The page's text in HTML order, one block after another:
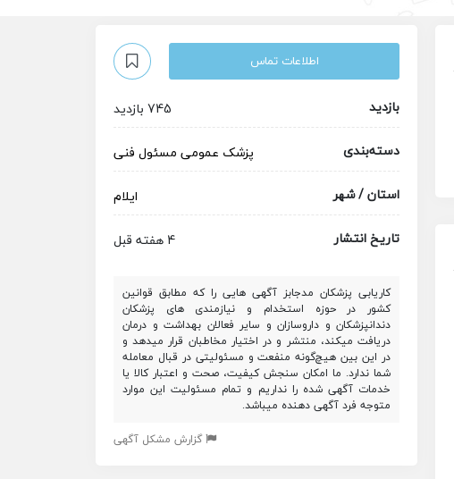
اطلاعات تماس
بازدید
745 بازدید
دسته‌بندی
پزشک عمومی مسئول فنی
استان / شهر
ایلام
تاریخ انتشار
4 هفته قبل
کاریابی پزشکان مدجابز آگهی هایی را که مطابق قوانین
کشور در حوزه استخدام و نیازمندی های پزشکان
دندانپزشکان و داروسازان و سایر فعالان بهداشت و درمان
دریافت میکند، منتشر و در اختیار مخاطبان قرار میدهد و
در این بین هیچ‌گونه منفعت و مسئولیتی در قبال معامله
شما ندارد. ما امکان سنجش کیفیت، صحت و اعتبار کالا یا
خدمات آگهی شده را نداریم و تمام مسئولیت این موارد
متوجه فرد آگهی دهنده میباشد.
گزارش مشکل آگهی